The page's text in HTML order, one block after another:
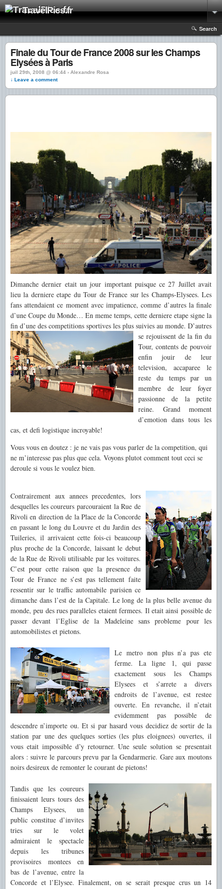
TravelPics.fr
Search
Finale du Tour de France 2008 sur les Champs
Elysées à Paris
juil 29th, 2008 @ 06:44 › Alexandre Rosa
↓ Leave a comment
Dimanche dernier etait un jour important puisque ce 27 Juillet avait
lieu la derniere etape du Tour de France sur les Champs-Elysees. Les
fans attendaient ce moment avec impatience, comme d’autres la finale
d’une Coupe du Monde… En meme temps, cette derniere etape signe la
fin d’une des competitions sportives les plus suivies au monde. D’autres
se rejouissent de la fin du
Tour, contents de pouvoir
enfin jouir de leur
television, accaparee le
reste du temps par un
membre de leur foyer
passionne de la petite
reine. Grand moment
d’emotion dans tous les
cas, et defi logistique incroyable!
Vous vous en doutez : je ne vais pas vous parler de la competition, qui
ne m’interesse pas plus que cela. Voyons plutot comment tout ceci se
deroule si vous le voulez bien.
Contrairement aux annees precedentes, lors
desquelles les coureurs parcouraient la Rue de
Rivoli en direction de la Place de la Concorde
en passant le long duLouvre et du Jardin des
Tuileries, il arrivaient cette fois-ci beaucoup
plus proche de la Concorde, laissant le debut
de la Rue de Rivoli utilisable par les voitures.
C’est pour cette raison que la presence du
Tour de France ne s’est pas tellement faite
ressentir sur le traffic automabile parisien ce
dimanche dans l’est de la Capitale. Le long de la plus belle avenue du
monde, peu des rues paralleles etaient fermees. Il etait ainsi possible de
passer devant l’Eglise de la Madeleine sans probleme pour les
automobilistes et pietons.
Le metro non plus n’a pas ete
ferme. La ligne 1, qui passe
exactement sous les Champs
Elysees et s’arrete a divers
endroits de l’avenue, est restee
ouverte. En revanche, il n’etait
evidemment pas possible de
descendre n’importe ou. Et si par hasard vous decidiez de sortir de la
station par une des quelques sorties (les plus eloignees) ouvertes, il
vous etait impossible d’y retourner. Une seule solution se presentait
alors : suivre le parcours prevu par la Gendarmerie. Gare aux moutons
noirs desireux de remonter le courant de pietons!
Tandis que les coureurs
finissaient leurs tours des
Champs Elysees, un
public constitue d’invites
tries sur le volet
admiraient le spectacle
depuis les tribunes
provisoires montees en
bas de l’avenue, entre la
Concorde et l’Elysee. Finalement, on se serait presque crus un 14